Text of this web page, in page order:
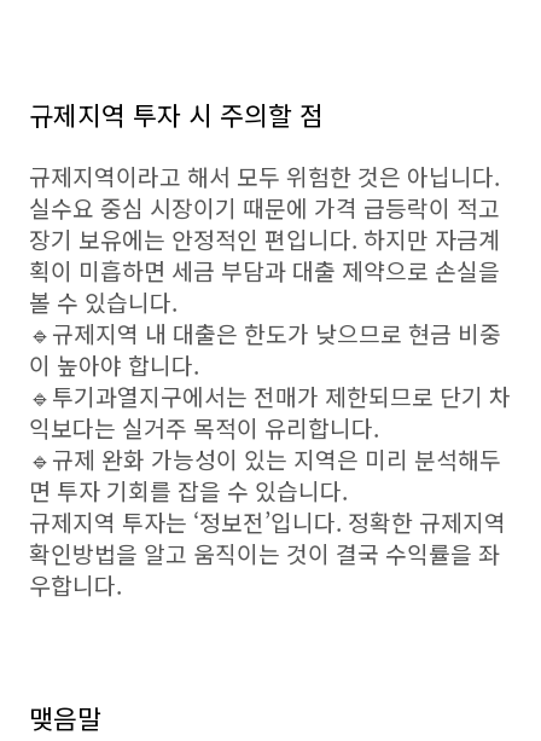
규제지역 투자 시 주의할 점
규제지역이라고 해서 모두 위험한 것은 아닙니다.
실수요 중심 시장이기 때문에 가격 급등락이 적고
장기 보유에는 안정적인 편입니다. 하지만 자금계
획이 미흡하면 세금 부담과 대출 제약으로 손실을
볼 수 있습니다.
🔹규제지역 내 대출은 한도가 낮으므로 현금 비중
이 높아야 합니다.
🔹투기과열지구에서는 전매가 제한되므로 단기 차
익보다는 실거주 목적이 유리합니다.
🔹규제 완화 가능성이 있는 지역은 미리 분석해두
면 투자 기회를 잡을 수 있습니다.
규제지역 투자는 ‘정보전’입니다. 정확한 규제지역
확인방법을 알고 움직이는 것이 결국 수익률을 좌
우합니다.
맺음말